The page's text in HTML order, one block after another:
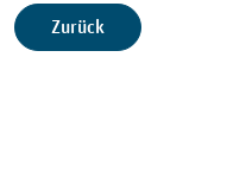
Zurück